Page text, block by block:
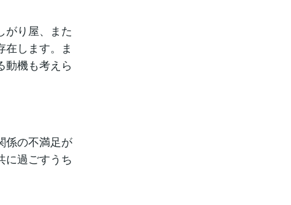
がり屋、また
します。ま
動機も考えら
係の不満足が
に過ごすうち